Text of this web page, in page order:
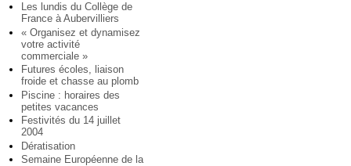
Les lundis du Collège de
France à Aubervilliers
« Organisez et dynamisez
votre activité
commerciale »
Futures écoles, liaison
froide et chasse au plomb
Piscine : horaires des
petites vacances
Festivités du 14 juillet
2004
Dératisation
Semaine Européenne de la